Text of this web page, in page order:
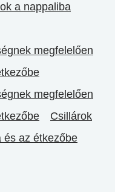
a nappaliba
megfelelően
megfelelően
Csillárok
és az étkezőbe